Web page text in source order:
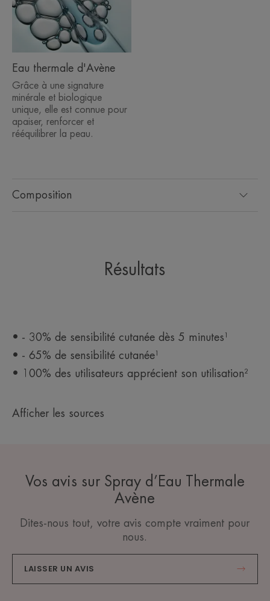
Composition
Eau thermale d'Avène
Grâce à une signature
minérale et biologique
unique, elle est connue pour
apaiser, renforcer et
rééquilibrer la peau.
Résultats
• - 30% de sensibilité cutanée dès 5 minutes¹
• - 65% de sensibilité cutanée¹
• 100% des utilisateurs apprécient son utilisation²
Afficher les sources
Vos avis sur Spray d’Eau Thermale
Avène
Dites-nous tout, votre avis compte vraiment pour
nous.
LAISSER UN AVIS